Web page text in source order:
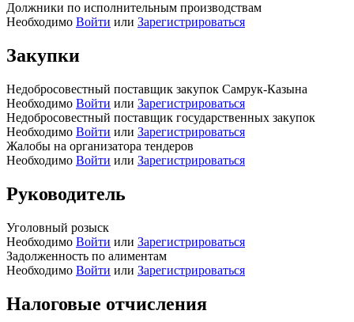
Должники по исполнительным производствам
Необходимо Войти или Зарегистрироваться
Закупки
Недобросовестный поставщик закупок Самрук-Казына
Необходимо Войти или Зарегистрироваться
Недобросовестный поставщик государственных закупок
Необходимо Войти или Зарегистрироваться
Жалобы на организатора тендеров
Необходимо Войти или Зарегистрироваться
Руководитель
Уголовный розыск
Необходимо Войти или Зарегистрироваться
Задолженность по алиментам
Необходимо Войти или Зарегистрироваться
Налоговые отчисления